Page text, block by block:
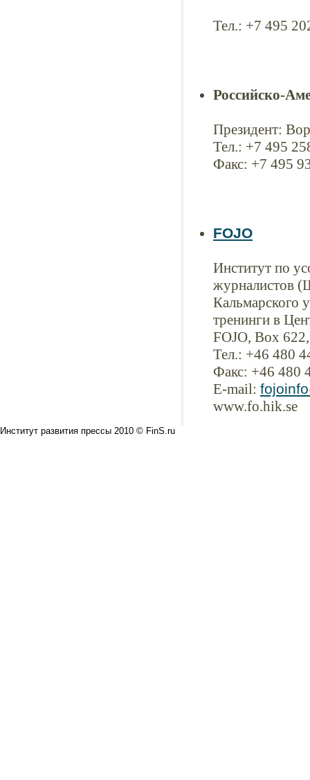
Тел.: +7 495
Российско-
Президент:
Тел.: +7 495
Факс: +7 495
FOJO
Институт по
журналистов
Кальмарского
тренинги в
FOJO, Box
Тел.: +46 480
Факс: +46 480
E-mail:
www.fo.hik.se
Институт развития прессы 2010 © FinS.ru